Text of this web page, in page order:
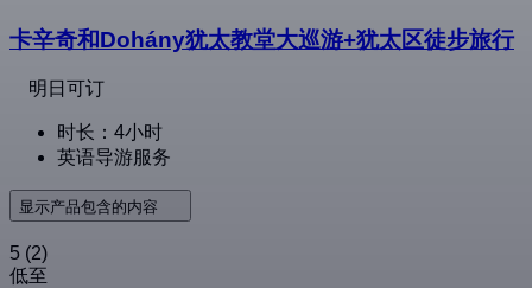
卡辛奇和Dohány犹太教堂大巡游+犹太区徒步旅行
明日可订
时长：4小时
英语导游服务
显示产品包含的内容
5 (2)
低至